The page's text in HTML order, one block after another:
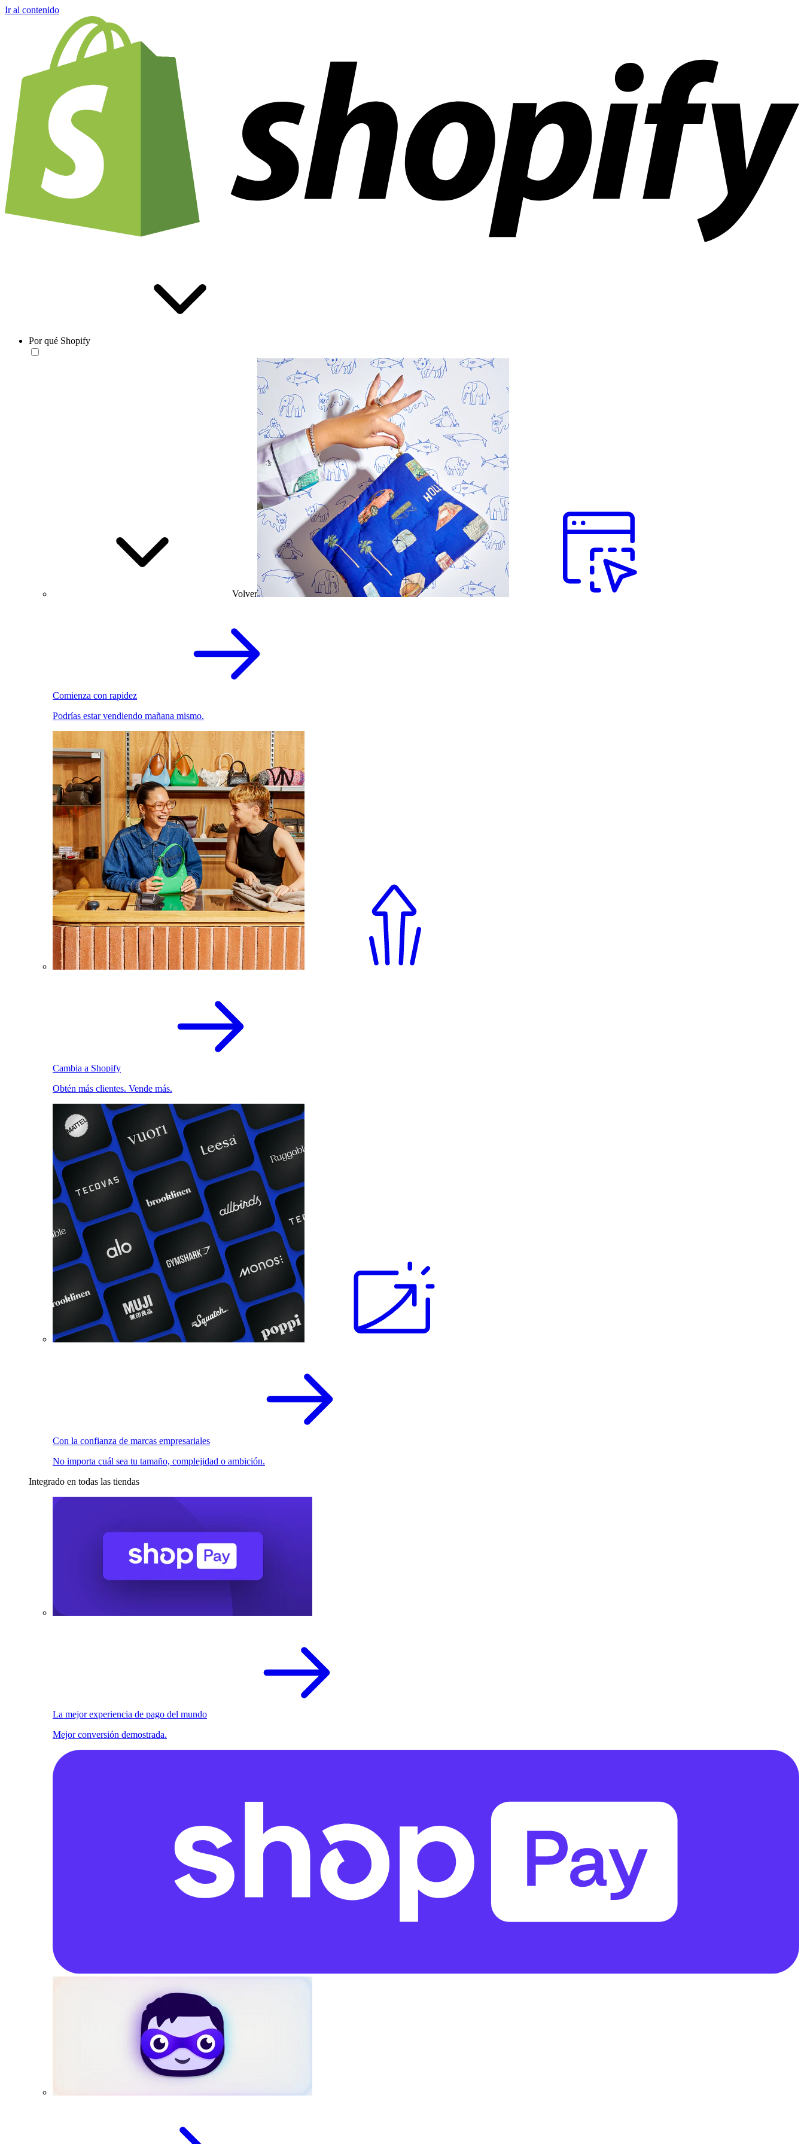
Ir al contenido
Por qué Shopify
Volver
Comienza con rapidez
Podrías estar vendiendo mañana mismo.
Cambia a Shopify
Obtén más clientes. Vende más.
Con la confianza de marcas empresariales
No importa cuál sea tu tamaño, complejidad o ambición.
Integrado en todas las tiendas
La mejor experiencia de pago del mundo
Mejor conversión demostrada.